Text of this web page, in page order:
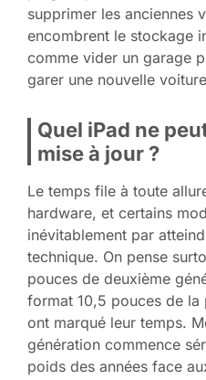
supprimer les anciennes
encombrent le stockage
comme vider un garage
garer une nouvelle
Quel iPad ne
mise à jour ?
Le temps file à toute
hardware, et certains
inévitablement par
technique. On pense
pouces de deuxième
format 10,5 pouces de la
ont marqué leur temps.
génération commence
poids des années face